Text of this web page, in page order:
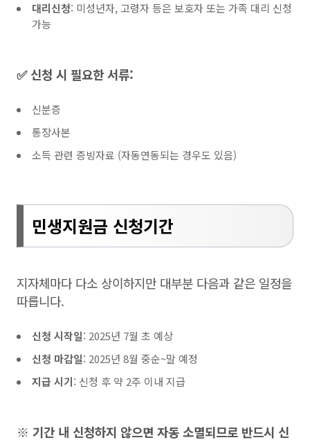
대리신청: 미성년자, 고령자 등은 보호자 또는 가족 대리 신청
가능
✅ 신청 시 필요한 서류:
신분증
통장사본
소득 관련 증빙자료 (자동연동되는 경우도 있음)
민생지원금 신청기간
지자체마다 다소 상이하지만 대부분 다음과 같은 일정을
따릅니다.
신청 시작일: 2025년 7월 초 예상
신청 마감일: 2025년 8월 중순~말 예정
지급 시기: 신청 후 약 2주 이내 지급
※ 기간 내 신청하지 않으면 자동 소멸되므로 반드시 신